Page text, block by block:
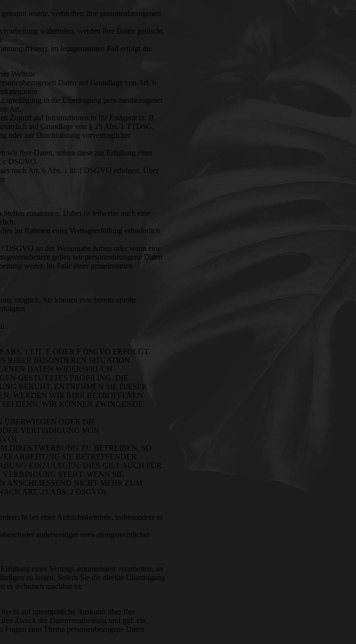
wurde, verbleiben Ihre personenbezogenen
widerrufen, werden Ihre Daten gelöscht,
im letztgenannten Fall erfolgt die
Website
Daten auf Grundlage von Art. 6
in die Übertragung personenbezogener
Art.
Zugriff auf Informationen in Ihr Endgerät (z. B.
auf Grundlage von § 25 Abs. 1 TTDSG.
oder zur Durchführung vorvertraglicher
wir Ihre Daten, sofern diese zur Erfüllung einer
c DSGVO.
nach Art. 6 Abs. 1 lit. f DSGVO erfolgen. Über
zusammen. Dabei ist teilweise auch eine
im Rahmen einer Vertragserfüllung erforderlich
DSGVO an der Weitergabe haben oder wenn eine
geben wir personenbezogene Daten
weiter. Im Falle einer gemeinsamen
möglich. Sie können eine bereits erteilte
1 LIT. E ODER F DSGVO ERFOLGT,
IHRER BESONDEREN SITUATION
DATEN WIDERSPRUCH
GESTÜTZTES PROFILING. DIE
BERUHT, ENTNEHMEN SIE DIESER
WERDEN WIR IHRE BETROFFENEN
DENN, WIR KÖNNEN ZWINGENDE
ÜBERWIEGEN ODER DIE
VERTEIDIGUNG VON
DIREKTWERBUNG ZU BETREIBEN, SO
SIE BETREFFENDER
EINZULEGEN; DIES GILT AUCH FÜR
STEHT. WENN SIE
ANSCHLIESSEND NICHT MEHR ZUM
ART. 21 ABS. 2 DSGVO).
bei einer Aufsichtsbehörde, insbesondere in
anderweitiger verwaltungsrechtlicher
eines Vertrags automatisiert verarbeiten, an
zu lassen. Sofern Sie die direkte Übertragung
es technisch machbar ist.
auf unentgeltliche Auskunft über Ihre
Zweck der Datenverarbeitung und ggf. ein
zum Thema personenbezogene Daten